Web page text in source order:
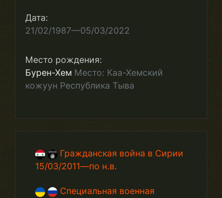
Дата:
21/02/1987—05/03/2022
Место рождения:
Бурен-Хем Место: Каа-Хемский
кожуун Республика Тыва
Гражданская война в Сирии
15/03/2011—по н.в.
Специальная военная